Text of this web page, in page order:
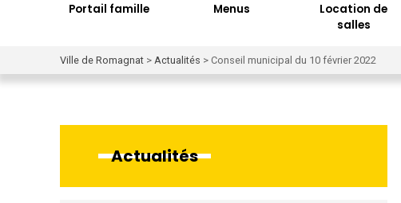
Portail famille Menus
Location de
salles
Ville de Romagnat > Actualités > Conseil municipal du 10 février 2022
Actualités